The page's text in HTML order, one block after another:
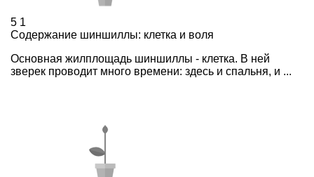
5 1
Содержание шиншиллы: клетка и воля
Основная жилплощадь шиншиллы - клетка. В ней
зверек проводит много времени: здесь и спальня, и ...